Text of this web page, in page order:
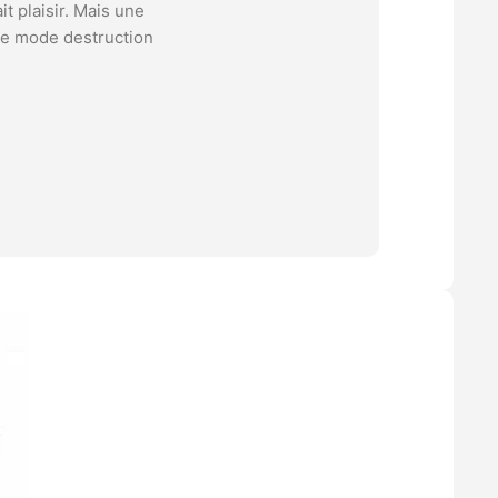
plaisir. Mais une
mode destruction